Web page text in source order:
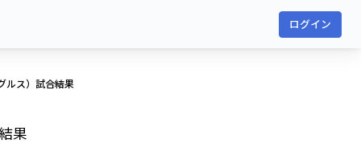
ログイン
ルス）試合結果
果